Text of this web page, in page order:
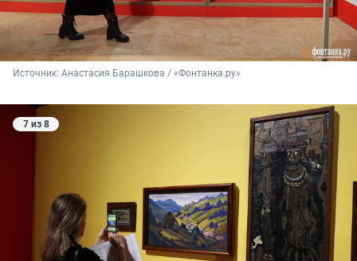
Источник: Анастасия Барашкова / «Фонтанка.ру»
7 из 8